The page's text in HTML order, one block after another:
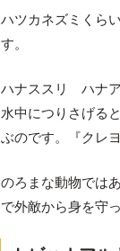
ハツカネズミくら
す。
ハナススリ ハナア
水中につりさげる
ぶのです。『クレ
のろまな動物では
で外敵から身を守